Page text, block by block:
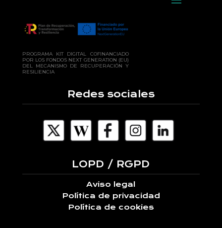
PROGRAMA KIT DIGITAL COFINANCIADO
POR LOS FONDOS NEXT GENERATION (EU)
DEL MECANISMO DE RECUPERACIÓN Y
RESILIENCIA
Redes sociales
LOPD / RGPD
Aviso legal
Política de privacidad
Política de cookies